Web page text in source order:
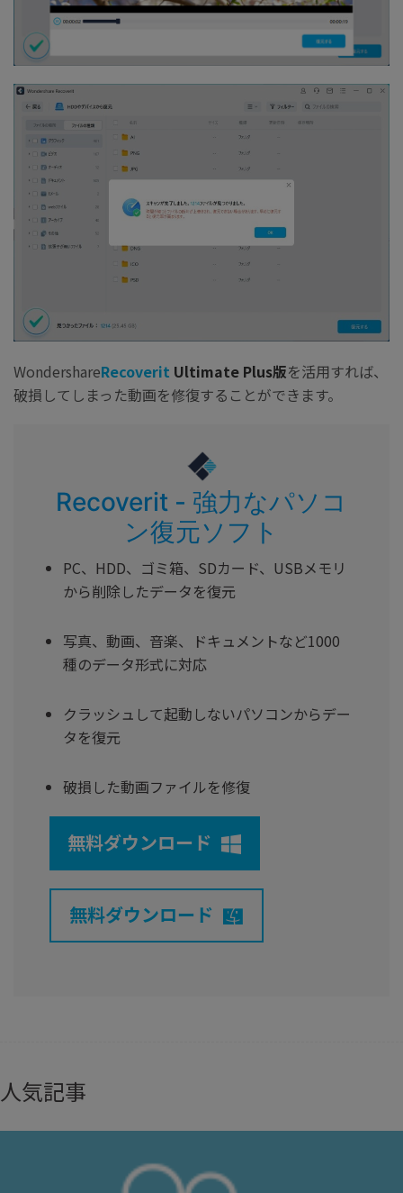
WondershareRecoverit Ultimate Plus版を活用すれば、
破損してしまった動画を修復することができます。
Recoverit - 強力なパソコ
ン復元ソフト
PC、HDD、ゴミ箱、SDカード、USBメモリ
から削除したデータを復元
写真、動画、音楽、ドキュメントなど1000
種のデータ形式に対応
クラッシュして起動しないパソコンからデー
タを復元
破損した動画ファイルを修復
無料ダウンロード
無料ダウンロード
人気記事